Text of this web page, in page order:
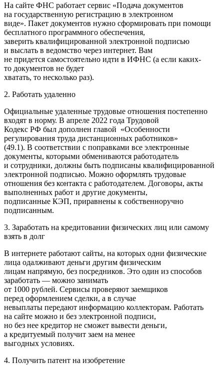
На сайте ФНС работает сервис «Подача документов
на государственную регистрацию в электронном
виде». Пакет документов нужно сформировать при помощи
бесплатного программного обеспечения,
заверить квалифицированной электронной подписью
и выслать в ведомство через интернет. Вам
не придется самостоятельно идти в ИФНС (а если каких-
то документов не будет
хватать, то несколько раз).
2. Работать удаленно
Официальные удаленные трудовые отношения постепенно
входят в норму. В апреле 2022 года Трудовой
Кодекс РФ был дополнен главой «Особенности
регулирования труда дистанционных работников»
(49.1). В соответствии с поправками все электронные
документы, которыми обмениваются работодатель
и сотрудники, должны быть подписаны квалифицированной
электронной подписью. Можно оформлять трудовые
отношения без контакта с работодателем. Договоры, акты
выполненных работ и другие документы,
подписанные КЭП, приравнены к собственноручно
подписанным.
3. Заработать на кредитовании физических лиц или самому
взять в долг
В интернете работают сайты, на которых одни физические
лица одалживают деньги другим физическим
лицам напрямую, без посредников. Это один из способов
заработать — можно занимать
от 1000 рублей. Сервисы проверяют заемщиков
перед оформлением сделки, а в случае
невыплаты передают информацию коллекторам. Работать
на сайте можно и без электронной подписи,
но без нее кредитор не сможет вывести деньги,
а кредитуемый получит заем на менее
выгодных условиях.
4. Получить патент на изобретение